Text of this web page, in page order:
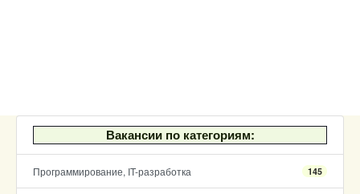
Вакансии по категориям:
Программирование, IT-разработка 145